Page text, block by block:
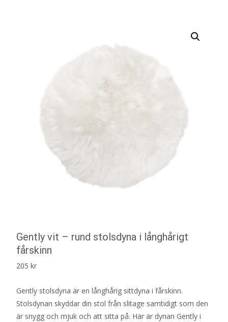
Gently vit – rund stolsdyna i långhårigt
fårskinn
205 kr
Gently stolsdyna är en långhårig sittdyna i fårskinn.
Stolsdynan skyddar din stol från slitage samtidigt som den
är snygg och mjuk och att sitta på. Här är dynan Gently i